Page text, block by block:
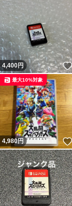
4,400円
4,980円
最大10%対象